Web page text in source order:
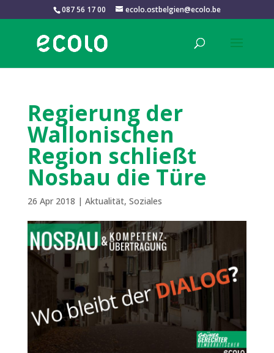
087 56 17 00 ecolo.ostbelgien@ecolo.be
Regierung der
Wallonischen
Region schließt
Nosbau die Türe
26 Apr 2018 | Aktualität, Soziales